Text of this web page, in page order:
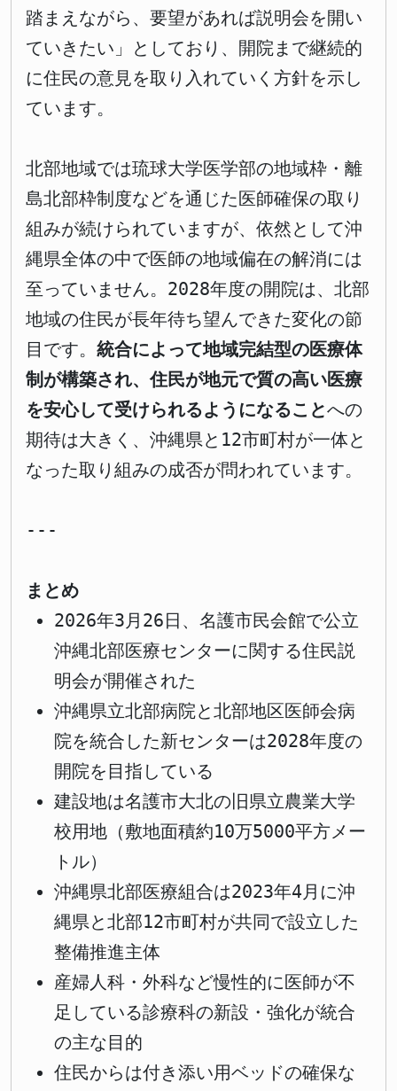
踏まえながら、要望があれば説明会を開い
ていきたい」としており、開院まで継続的
に住民の意見を取り入れていく方針を示し
ています。
北部地域では琉球大学医学部の地域枠・離
島北部枠制度などを通じた医師確保の取り
組みが続けられていますが、依然として沖
縄県全体の中で医師の地域偏在の解消には
至っていません。2028年度の開院は、北部
地域の住民が長年待ち望んできた変化の節
目です。 統合によって地域完結型の医療体
制が構築され、住民が地元で質の高い医療
を安心して受けられるようになることへの
期待は大きく、沖縄県と12市町村が一体と
なった取り組みの成否が問われています。
---
まとめ
2026年3月26日、名護市民会館で公立
沖縄北部医療センターに関する住民説
明会が開催された
沖縄県立北部病院と北部地区医師会病
院を統合した新センターは2028年度の
開院を目指している
建設地は名護市大北の旧県立農業大学
校用地（敷地面積約10万5000平方メー
トル）
沖縄県北部医療組合は2023年4月に沖
縄県と北部12市町村が共同で設立した
整備推進主体
産婦人科・外科など慢性的に医師が不
足している診療科の新設・強化が統合
の主な目的
住民からは付き添い用ベッドの確保な